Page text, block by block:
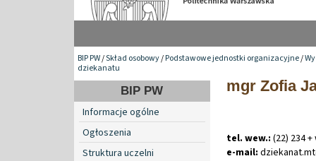
BIP PW/Skład osobowy/Podstawowe jednostki organizacyjne/
dziekanatu
BIP PW
Informacje ogólne
Ogłoszenia
Struktura uczelni
mgr Zofia
tel. wew.: (22) 234
e-mail: dziekanat.